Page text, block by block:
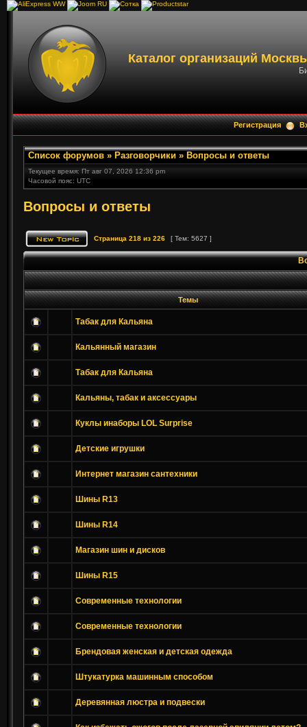
Каталог организаций
Регистрация
Список форумов » Разговорчики » Вопросы и ответы
Текущее время: Пт авг 07, 2026 12:36 pm
Часовой пояс: UTC
Вопросы и ответы
Страница 218 из 226 [ Тем: 5627 ]
Темы
Табак для Кальяна
Кальянный магазин
Табак для Кальяна
Кальяны, табак и аксессуары
Куклы инаборы LOL Surprise
Детские игрушки
Интернет магазин сантехники
Шины R13
Шины R14
Магазин шин и дисков
Шины R15
Современные технологии
Современные технологии
Брендовая женская и детская одежда
Штукатурка машинным способом
Деревянная люстра и подвески